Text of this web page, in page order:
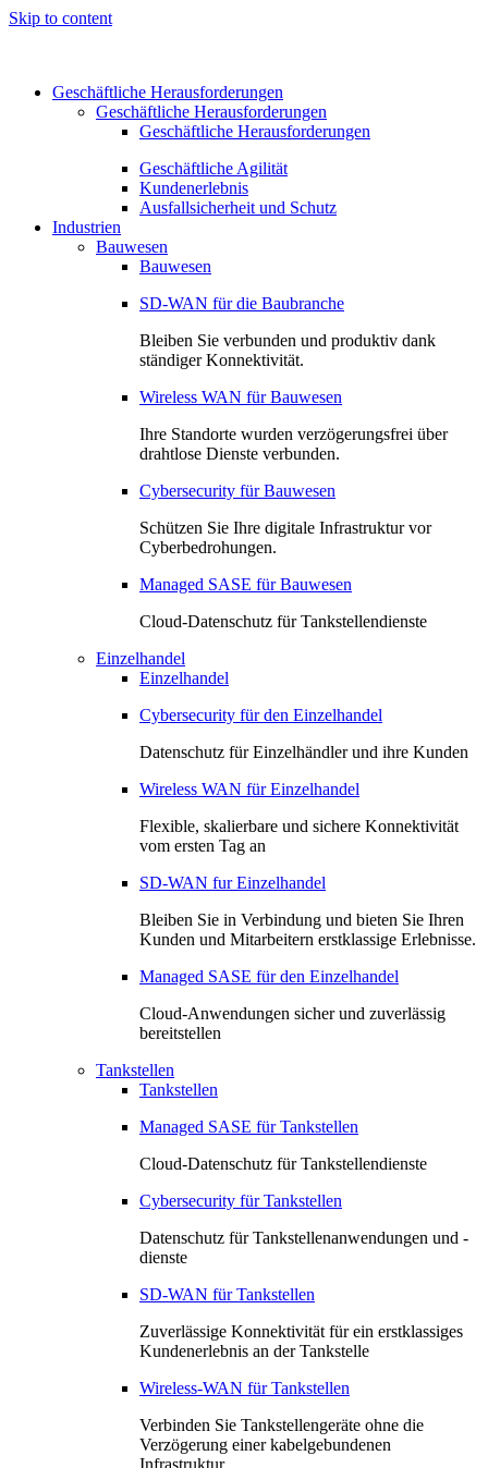
Skip to content
Geschäftliche Herausforderungen
Geschäftliche Herausforderungen
Geschäftliche Herausforderungen
Geschäftliche Agilität
Kundenerlebnis
Ausfallsicherheit und Schutz
Industrien
Bauwesen
Bauwesen
SD-WAN für die Baubranche
Bleiben Sie verbunden und produktiv dank
ständiger Konnektivität.
Wireless WAN für Bauwesen
Ihre Standorte wurden verzögerungsfrei über
drahtlose Dienste verbunden.
Cybersecurity für Bauwesen
Schützen Sie Ihre digitale Infrastruktur vor
Cyberbedrohungen.
Managed SASE für Bauwesen
Cloud-Datenschutz für Tankstellendienste
Einzelhandel
Einzelhandel
Cybersecurity für den Einzelhandel
Datenschutz für Einzelhändler und ihre Kunden
Wireless WAN für Einzelhandel
Flexible, skalierbare und sichere Konnektivität
vom ersten Tag an
SD-WAN fur Einzelhandel
Bleiben Sie in Verbindung und bieten Sie Ihren
Kunden und Mitarbeitern erstklassige Erlebnisse.
Managed SASE für den Einzelhandel
Cloud-Anwendungen sicher und zuverlässig
bereitstellen
Tankstellen
Tankstellen
Managed SASE für Tankstellen
Cloud-Datenschutz für Tankstellendienste
Cybersecurity für Tankstellen
Datenschutz für Tankstellenanwendungen und -
dienste
SD-WAN für Tankstellen
Zuverlässige Konnektivität für ein erstklassiges
Kundenerlebnis an der Tankstelle
Wireless-WAN für Tankstellen
Verbinden Sie Tankstellengeräte ohne die
Verzögerung einer kabelgebundenen
Infrastruktur.